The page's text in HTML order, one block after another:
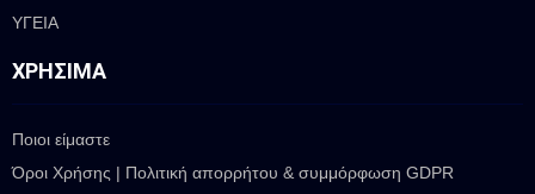
ΥΓΕΙΑ
ΧΡΉΣΙΜΑ
Ποιοι είμαστε
Όροι Χρήσης | Πολιτική απορρήτου & συμμόρφωση GDPR